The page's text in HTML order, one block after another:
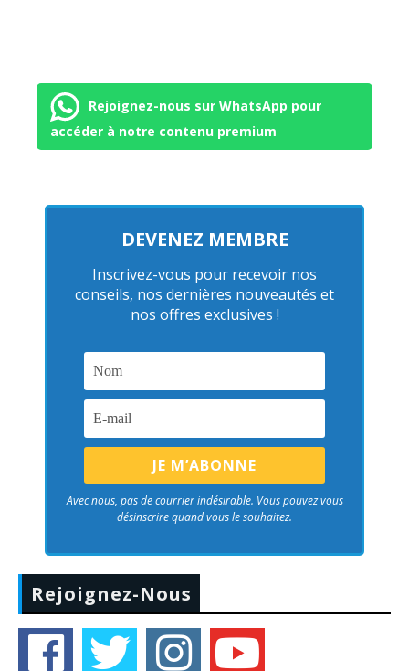
Rejoignez-nous sur WhatsApp pour
accéder à notre contenu premium
DEVENEZ MEMBRE
Inscrivez-vous pour recevoir nos
conseils, nos dernières nouveautés et
nos offres exclusives !
Avec nous, pas de courrier indésirable. Vous pouvez vous
désinscrire quand vous le souhaitez.
Rejoignez-Nous